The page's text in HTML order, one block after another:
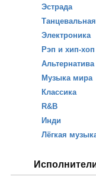
Эстрада
Танцевальная
Электроника
Рэп и хип-хоп
Альтернатива
Музыка мира
Классика
R&B
Инди
Лёгкая